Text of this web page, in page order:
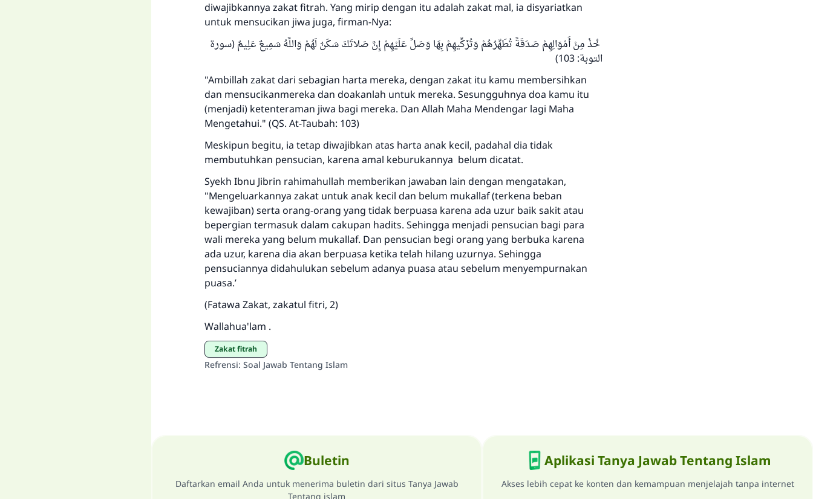
diwajibkannya zakat fitrah. Yang mirip dengan itu adalah zakat mal, ia disyariatkan
untuk mensucikan jiwa juga, firman-Nya:
خُذْ مِنْ أَمْوَالِهِمْ صَدَقَةً تُطَهِّرُهُمْ وَتُزَكِّيهِمْ بِهَا وَصَلِّ عَلَيْهِمْ إِنَّ صَلاتَكَ سَكَنٌ لَهُمْ وَاللَّهُ سَمِيعٌ عَلِيمٌ (سورة
التوبة: 103)
"Ambillah zakat dari sebagian harta mereka, dengan zakat itu kamu membersihkan
dan mensucikanmereka dan doakanlah untuk mereka. Sesungguhnya doa kamu itu
(menjadi) ketenteraman jiwa bagi mereka. Dan Allah Maha Mendengar lagi Maha
Mengetahui." (QS. At-Taubah: 103)
Meskipun begitu, ia tetap diwajibkan atas harta anak kecil, padahal dia tidak
membutuhkan pensucian, karena amal keburukannya belum dicatat.
Syekh Ibnu Jibrin rahimahullah memberikan jawaban lain dengan mengatakan,
"Mengeluarkannya zakat untuk anak kecil dan belum mukallaf (terkena beban
kewajiban) serta orang-orang yang tidak berpuasa karena ada uzur baik sakit atau
bepergian termasuk dalam cakupan hadits. Sehingga menjadi pensucian bagi para
wali mereka yang belum mukallaf. Dan pensucian begi orang yang berbuka karena
ada uzur, karena dia akan berpuasa ketika telah hilang uzurnya. Sehingga
pensuciannya didahulukan sebelum adanya puasa atau sebelum menyempurnakan
puasa.’
(Fatawa Zakat, zakatul fitri, 2)
Wallahua'lam .
zakat fitrah
Refrensi: Soal Jawab Tentang Islam
Buletin
Daftarkan email Anda untuk menerima buletin dari situs Tanya Jawab
Tentang islam
Aplikasi Tanya Jawab Tentang Islam
Akses lebih cepat ke konten dan kemampuan menjelajah tanpa internet